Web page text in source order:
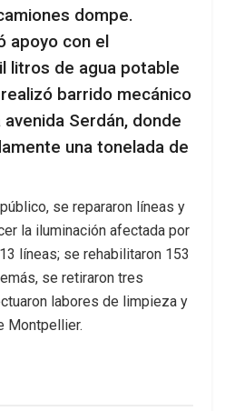
dompe.
apoyo con el
litros de agua potable
barrido mecánico
Serdán, donde
una tonelada de
se repararon líneas y
la iluminación afectada por
líneas; se rehabilitaron 153
se retiraron tres
labores de limpieza y
Montpellier.